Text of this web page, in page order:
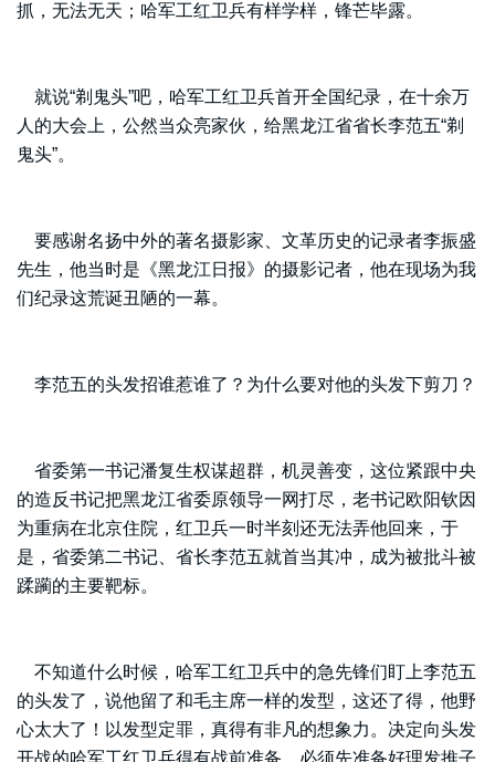
抓，无法无天；哈军工红卫兵有样学样，锋芒毕露。
就说“剃鬼头”吧，哈军工红卫兵首开全国纪录，在十余万
人的大会上，公然当众亮家伙，给黑龙江省省长李范五“剃
鬼头”。
要感谢名扬中外的著名摄影家、文革历史的记录者李振盛
先生，他当时是《黑龙江日报》的摄影记者，他在现场为我
们纪录这荒诞丑陋的一幕。
李范五的头发招谁惹谁了？为什么要对他的头发下剪刀？
省委第一书记潘复生权谋超群，机灵善变，这位紧跟中央
的造反书记把黑龙江省委原领导一网打尽，老书记欧阳钦因
为重病在北京住院，红卫兵一时半刻还无法弄他回来，于
是，省委第二书记、省长李范五就首当其冲，成为被批斗被
蹂躏的主要靶标。
不知道什么时候，哈军工红卫兵中的急先锋们盯上李范五
的头发了，说他留了和毛主席一样的发型，这还了得，他野
心太大了！以发型定罪，真得有非凡的想象力。决定向头发
开战的哈军工红卫兵得有战前准备，必须先准备好理发推子